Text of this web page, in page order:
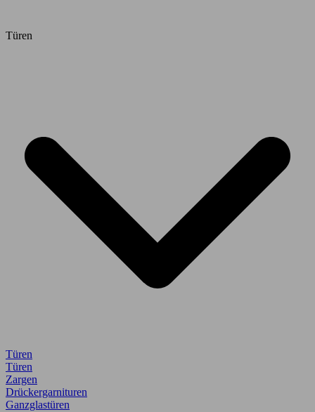
Türen
Türen
Türen
Zargen
Drückergarnituren
Ganzglastüren